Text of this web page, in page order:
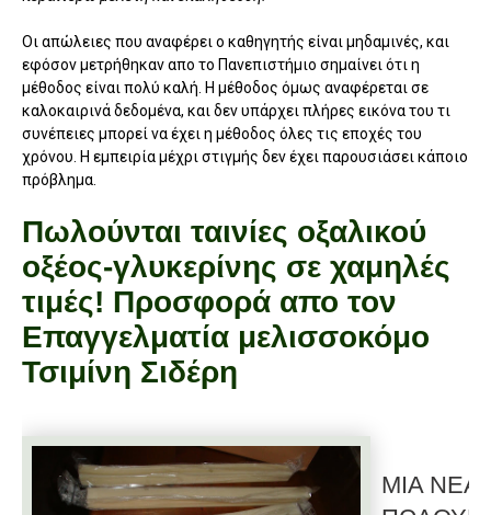
Οι απώλειες που αναφέρει ο καθηγητής είναι μηδαμινές, και
εφόσον μετρήθηκαν απο το Πανεπιστήμιο σημαίνει ότι η
μέθοδος είναι πολύ καλή. Η μέθοδος όμως αναφέρεται σε
καλοκαιρινά δεδομένα, και δεν υπάρχει πλήρες εικόνα του τι
συνέπειες μπορεί να έχει η μέθοδος όλες τις εποχές του
χρόνου. Η εμπειρία μέχρι στιγμής δεν έχει παρουσιάσει κάποιο
πρόβλημα.
Πωλούνται ταινίες οξαλικού
οξέος-γλυκερίνης σε χαμηλές
τιμές! Προσφορά απο τον
Επαγγελματία μελισσοκόμο
Τσιμίνη Σιδέρη
ΜΙΑ ΝΕΑ